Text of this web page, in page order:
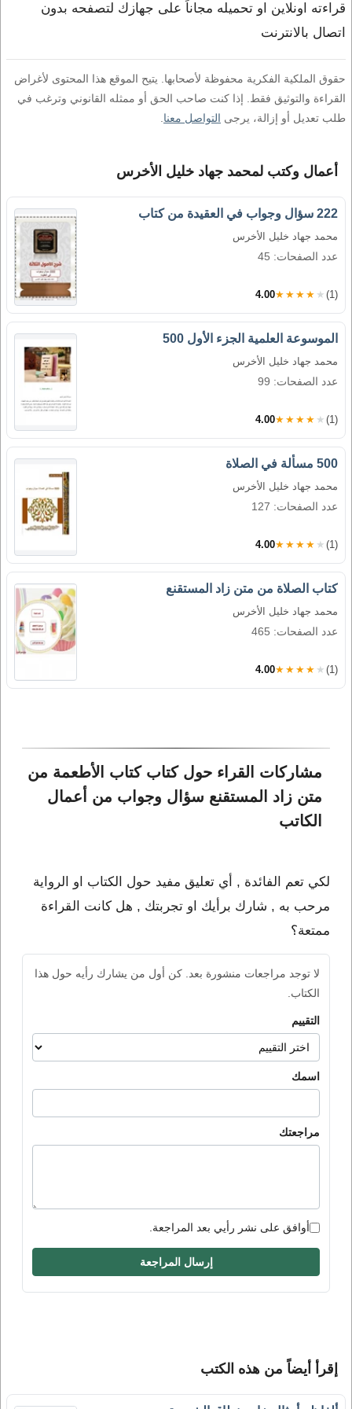
قراءته اونلاين او تحميله مجاناً على جهازك لتصفحه بدون
اتصال بالانترنت
حقوق الملكية الفكرية محفوظة لأصحابها. يتيح الموقع هذا المحتوى لأغراض
القراءة والتوثيق فقط. إذا كنت صاحب الحق أو ممثله القانوني وترغب في
طلب تعديل أو إزالة، يرجى التواصل معنا
أعمال وكتب لمحمد جهاد خليل الأخرس
222 سؤال وجواب في العقيدة من كتاب
محمد جهاد خليل الأخرس
عدد الصفحات: 45
4.00★★★★★ (1)
الموسوعة العلمية الجزء الأول 500
محمد جهاد خليل الأخرس
عدد الصفحات: 99
4.00★★★★★ (1)
500 مسألة في الصلاة
محمد جهاد خليل الأخرس
عدد الصفحات: 127
4.00★★★★★ (1)
كتاب الصلاة من متن زاد المستقنع
محمد جهاد خليل الأخرس
عدد الصفحات: 465
4.00★★★★★ (1)
مشاركات القراء حول كتاب كتاب الأطعمة من
متن زاد المستقنع سؤال وجواب من أعمال
الكاتب
لكي تعم الفائدة , أي تعليق مفيد حول الكتاب او الرواية
مرحب به , شارك برأيك او تجربتك , هل كانت القراءة
ممتعة؟
لا توجد مراجعات منشورة بعد. كن أول من يشارك رأيه حول هذا
الكتاب.
التقييم
اسمك
مراجعتك
أوافق على نشر رأيي بعد المراجعة.
إرسال المراجعة
إقرأ أيضاً من هذه الكتب